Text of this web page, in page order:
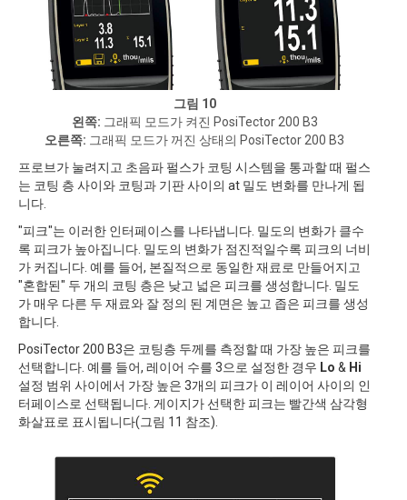
그림 10
왼쪽: 그래픽 모드가 켜진 PosiTector 200 B3
오른쪽: 그래픽 모드가 꺼진 상태의 PosiTector 200 B3
프로브가 눌려지고 초음파 펄스가 코팅 시스템을 통과할 때 펄스
는 코팅 층 사이와 코팅과 기판 사이의 at 밀도 변화를 만나게 됩
니다.
"피크"는 이러한 인터페이스를 나타냅니다. 밀도의 변화가 클수
록 피크가 높아집니다. 밀도의 변화가 점진적일수록 피크의 너비
가 커집니다. 예를 들어, 본질적으로 동일한 재료로 만들어지고
"혼합된" 두 개의 코팅 층은 낮고 넓은 피크를 생성합니다. 밀도
가 매우 다른 두 재료와 잘 정의 된 계면은 높고 좁은 피크를 생성
합니다.
PosiTector 200 B3은 코팅층 두께를 측정할 때 가장 높은 피크를
선택합니다. 예를 들어, 레이어 수를 3으로 설정한 경우 Lo & Hi
설정 범위 사이에서 가장 높은 3개의 피크가 이 레이어 사이의 인
터페이스로 선택됩니다. 게이지가 선택한 피크는 빨간색 삼각형
화살표로 표시됩니다(그림 11 참조).